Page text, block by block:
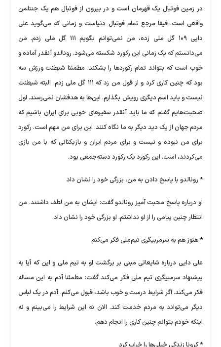
در زمین فوتبال یک قهرمان است و در بیرون از فوتبال هم یک جنتلمن
واقعی است. فیفا مرجع تمام فوتبال دنیاست و زمانی که می‌گوید علی
دایی ۱۰۹ گل ملی زده، من نمی‌توانم بگویم ۱۱۱ گل ملی زدم. من
می‌دانستم که یک زمانی این رکورد شکسته می‌شود. رونالدو آنقدر آماده و
خوب است که بتواند تمام رکوردها را بشکند. مطمئنا شیطنت ورزش سه
بود که چنین کاری کرد و از قول من زد که ۱۱۱ گل ملی زدم. البته شیطنت
نیست و باید اسم دیگری رویش بگذارم. این‌ها به هدفشان نمی‌رسند. اول
صحبت‌هایم گفتم که ما باید آنقدر سفیرهای خوبی برای ایران باشیم که
مردم جهان از یک دید دیگر به ما نگاه کنند. این برای من مهم است. رکورد
برای من نبوده و نیست و برای مردم ایران و بازیکنانی که با من بازی
می‌کردند، است. این رکورد یک رکورد دسته‌جمعی بود.
* رونالدو با پاسخ دادن به من، بزرگی خود را نشان داد
او درباره پاسخ محبت آمیز رونالدو گفت: ایشان به من لطف داشتند. من
انتظار چنین پیامی را از او نداشتم. او بزرگی خود را نشان داد.
* هنوز هم به سرمربیگری تیم‌ملی فکر می‌کنم
علی دایی درباره شایعاتی مبنی بر برگشت او به تیم ملی و این که آیا به
پیشنهاد سرمبیگری تیم ملی فکر می‌کند گفت: مطمئنا آدم به این مساله
فکر می‌کند. اگر شرایط درست و خوب باشد، قبول می‌کنم. آدم در یک لباس
دیگر می‌تواند به مردم خدمت کند. الان نه این شرایط را می‌بینم و نه
اینکه خودم بتوانم چنین کاری را انجام دهم.